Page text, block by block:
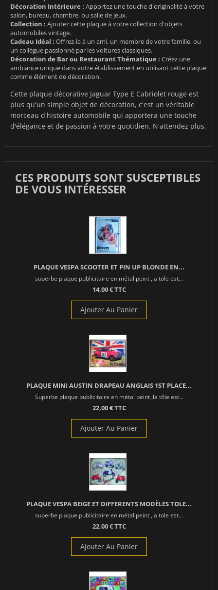
Décoration Intérieure : Apportez une touche d'originalité à votre
salon, bureau, chambre, ou salle de jeux.
Collection : Ajoutez cette plaque à votre collection d'objets
automobiles vintage.
Cadeau Idéal : Offrez-la à un ami, un membre de votre famille, ou
un collègue passionné par les voitures classiques.
Décoration de Bar ou Restaurant Thématique : Créez une
ambiance unique dans votre établissement en utilisant cette plaque
comme élément de décoration.
Cette plaque décorative Jaguar Type E Cabriolet rouge est
plus qu'un simple objet de décoration, c'est un véritable
morceau d'histoire automobile qui apportera une touche
d'élégance et de passion à votre quotidien. N'attendez plus,
CES PRODUITS SONT SUSCEPTIBLES
DE VOUS INTÉRESSER
PLAQUE VESPA SCOOTER ET PIN UP BLONDE EN...
superbe plaque publicitaire en métal peint ,la tole est...
14,00 € TTC
Ajouter Au Panier
PLAQUE MINI AUSTIN DRAPEAU ANGLAIS 1ST PLACE...
Superbe plaque publicitaire en métal peint ,la tôle est...
22,00 € TTC
Ajouter Au Panier
PLAQUE VESPA BEIGE ET DIFFERENTS MODÈLES TOLE...
superbe plaque publicitaire en métal peint ,la tole est...
22,00 € TTC
Ajouter Au Panier